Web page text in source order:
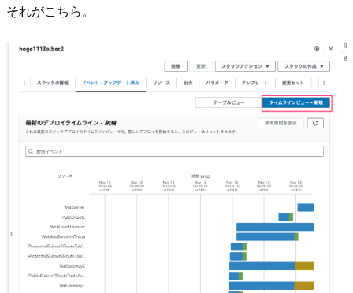
それがこちら。